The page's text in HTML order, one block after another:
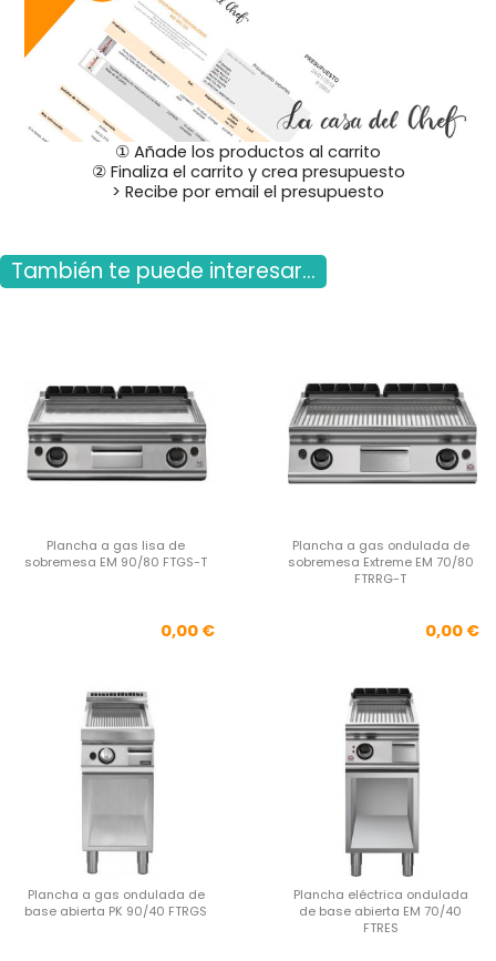
① Añade los productos al carrito
② Finaliza el carrito y crea presupuesto
> Recibe por email el presupuesto
También te puede interesar...
Plancha a gas lisa de
sobremesa EM 90/80 FTGS-T
Precio
0,00 €
Plancha a gas ondulada de
sobremesa Extreme EM 70/80
FTRRG-T
0,00 €
Plancha a gas ondulada de
base abierta PK 90/40 FTRGS
Plancha eléctrica ondulada
de base abierta EM 70/40
FTRES